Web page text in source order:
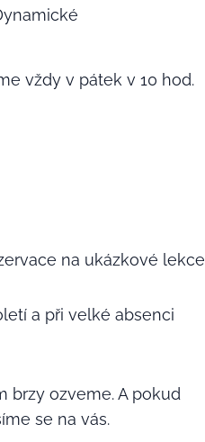
vždy v pátek v 10 hod.
na ukázkové lekce
a při velké absenci
brzy ozveme. A pokud
se na vás.